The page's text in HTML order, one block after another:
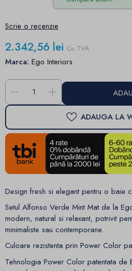
Scrie o recenzie
2.342,56 lei Cu TVA
Marca: Ego Interiors
- +
ADAUGA LA
Design fresh si elegant pentru o baie
Setul Alfonso Verde Mint Mat de la
modern, natural si relaxant, potrivit
minimaliste sau contemporane.
Culoare rezistenta prin Power Color
Tehnologia Power Color patentata de